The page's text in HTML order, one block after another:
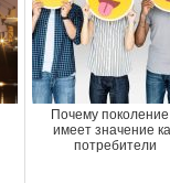
Почему поколение
имеет значение
потребители